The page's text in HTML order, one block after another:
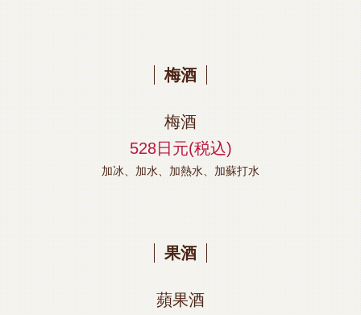
梅酒
梅酒
528日元(税込)
加冰、加水、加熱水、加蘇打水
果酒
蘋果酒